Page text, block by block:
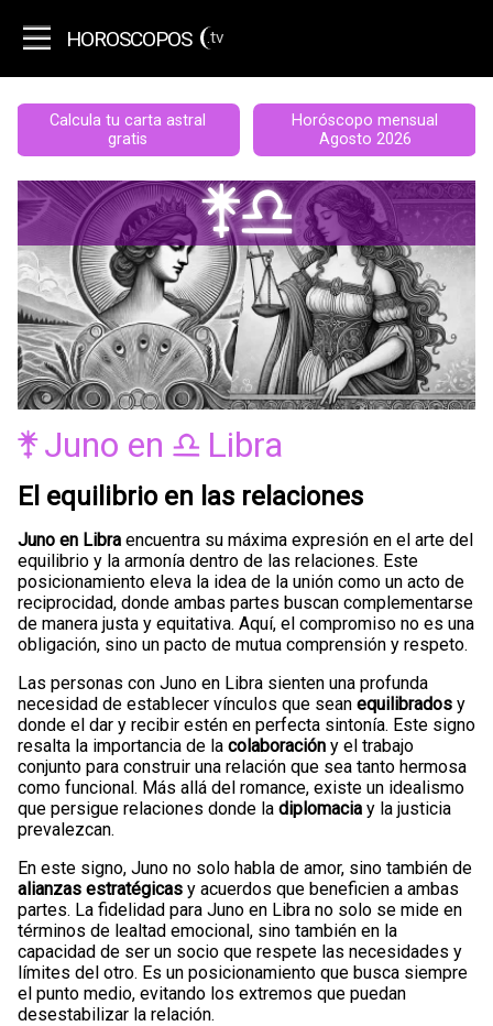
HOROSCOPOS .tv
Calcula tu carta astral
gratis
Horóscopo mensual
Agosto 2026
Xg
Juno en Libra
El equilibrio en las relaciones
Juno en Libra encuentra su máxima expresión en el arte del
equilibrio y la armonía dentro de las relaciones. Este
posicionamiento eleva la idea de la unión como un acto de
reciprocidad, donde ambas partes buscan complementarse
de manera justa y equitativa. Aquí, el compromiso no es una
obligación, sino un pacto de mutua comprensión y respeto.
Las personas con Juno en Libra sienten una profunda
necesidad de establecer vínculos que sean equilibrados y
donde el dar y recibir estén en perfecta sintonía. Este signo
resalta la importancia de la colaboración y el trabajo
conjunto para construir una relación que sea tanto hermosa
como funcional. Más allá del romance, existe un idealismo
que persigue relaciones donde la diplomacia y la justicia
prevalezcan.
En este signo, Juno no solo habla de amor, sino también de
alianzas estratégicas y acuerdos que beneficien a ambas
partes. La fidelidad para Juno en Libra no solo se mide en
términos de lealtad emocional, sino también en la
capacidad de ser un socio que respete las necesidades y
límites del otro. Es un posicionamiento que busca siempre
el punto medio, evitando los extremos que puedan
desestabilizar la relación.